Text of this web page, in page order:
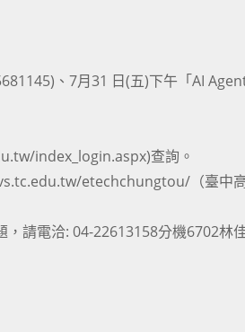
、7月31 日(五)下午「AI
index_login.aspx)查詢。
etechchungtou/（臺中
請電洽: 04-22613158分機6702林